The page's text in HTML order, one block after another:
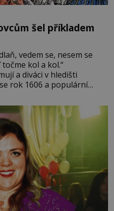
šel příkladem
vedem se, nesem se
kol a kol.“
a diváci v hledišti
rok 1606 a populární
ji pro krále Jakuba I., jenž